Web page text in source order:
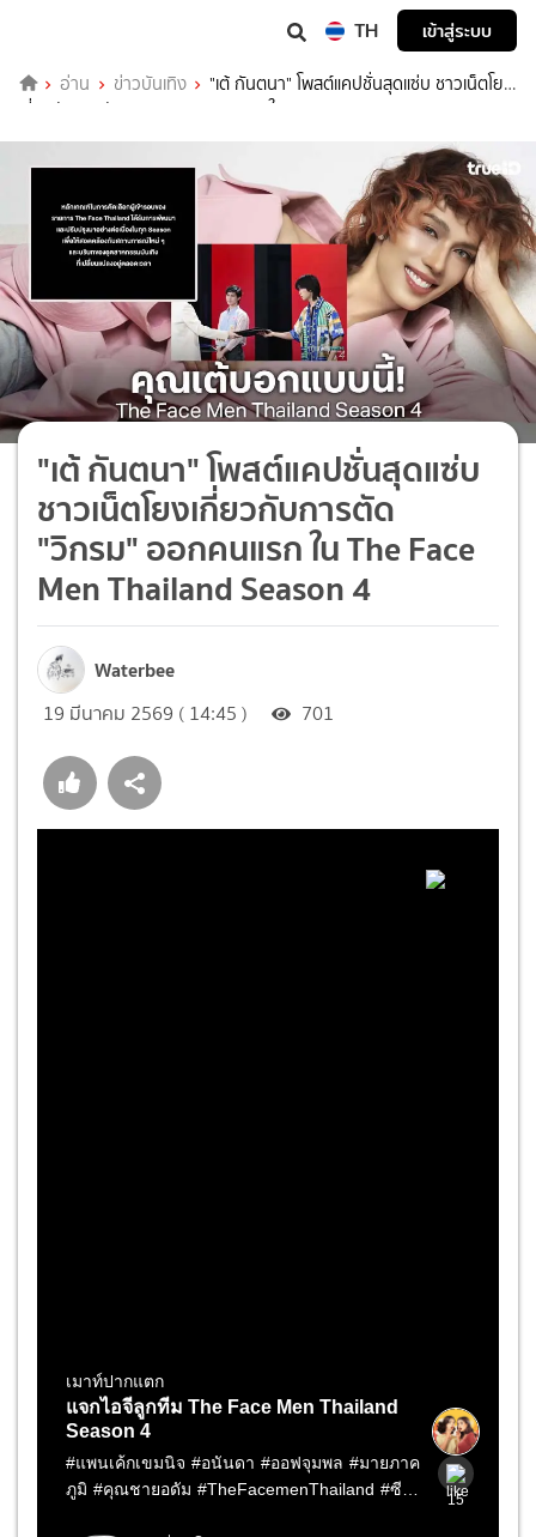
TH เข้าสู่ระบบ
อ่าน ข่าวบันเทิง
"เต้ กันตนา" โพสต์แคปชั่นสุดแซ่บ ชาวเน็ตโยง
เกี่ยวกับการตัด "วิกรม" ออกคนแรก ใน The Face Men Thailand Season
"เต้ กันตนา" โพสต์แคปชั่นสุดแซ่บ
ชาวเน็ตโยงเกี่ยวกับการตัด
"วิกรม" ออกคนแรก ใน The Face
Men Thailand Season 4
Waterbee
19 มีนาคม 2569 ( 14:45 ) 701